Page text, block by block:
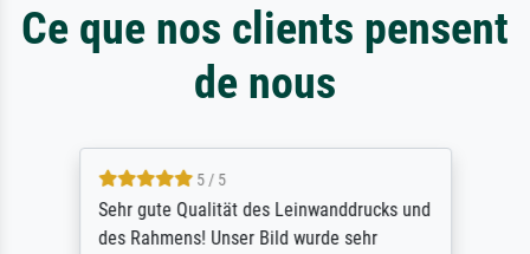
Ce que nos clients pensent
de nous
5 / 5
Sehr gute Qualität des Leinwanddrucks und
des Rahmens! Unser Bild wurde sehr